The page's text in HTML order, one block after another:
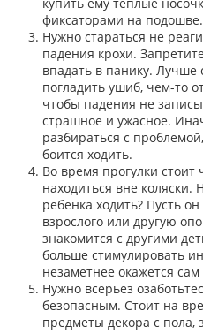
фиксаторами на подошве.
Нужно стараться не
падения крохи.
впадать в панику.
погладить ушиб, чем-то
чтобы падения не
страшное и ужасное.
разбираться с
боится ходить.
Во время прогулки стоит
находиться вне коляски.
ребенка ходить? Пусть
взрослого или другую
знакомится с другими
больше стимулировать
незаметнее окажется
Нужно всерьез
безопасным. Стоит на
предметы декора с пола,